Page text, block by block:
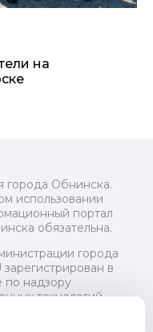
на
города Обнинска.
использовании
портал
обязательна.
города
в
по надзору
технологий
24 июля